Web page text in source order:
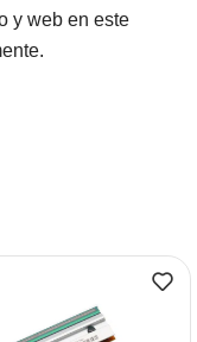
y web en este